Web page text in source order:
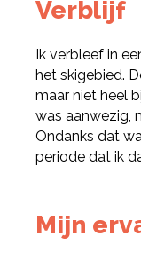
Verblijf
Ik verbleef in
het skigebied.
maar niet heel
was aanwezig,
Ondanks dat
periode dat ik
Mijn